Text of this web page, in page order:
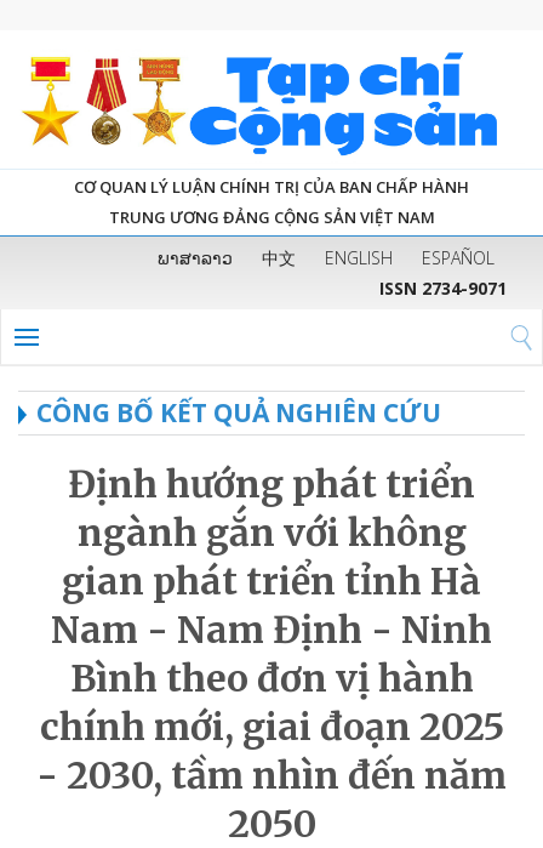
CƠ QUAN LÝ LUẬN CHÍNH TRỊ CỦA BAN CHẤP HÀNH
TRUNG ƯƠNG ĐẢNG CỘNG SẢN VIỆT NAM
ພາສາລາວ 中文 ENGLISH
ESPAÑOL
ISSN 2734-9071
CÔNG BỐ KẾT QUẢ NGHIÊN CỨU
Định hướng phát triển
ngành gắn với không
gian phát triển tỉnh Hà
Nam - Nam Định - Ninh
Bình theo đơn vị hành
chính mới, giai đoạn 2025
- 2030, tầm nhìn đến năm
2050